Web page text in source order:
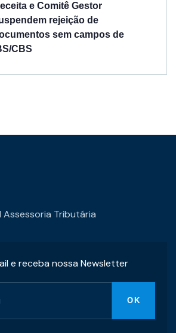
e Comitê Gestor
rejeição de
sem campos de
CBS
Assessoria Tributária
e receba nossa Newsletter